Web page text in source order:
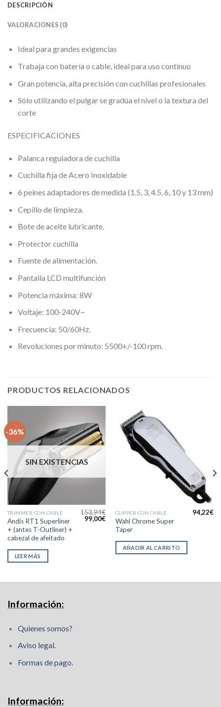
DESCRIPCIÓN
VALORACIONES (0)
Ideal para grandes exigencias
Trabaja con batería o cable, ideal para uso continuo
Gran potencia, alta precisión con cuchillas profesionales
Sólo utilizando el pulgar se gradúa el nivel o la textura del
corte
ESPECIFICACIONES
Palanca reguladora de cuchilla
Cuchilla fija de Acero Inoxidable
6 peines adaptadores de medida (1.5, 3, 4.5, 6, 10 y 13 mm)
Cepillo de limpieza.
Bote de aceite lubricante.
Protector cuchilla
Fuente de alimentación.
Pantalla LCD multifunción
Potencia máxima: 8W
Voltaje: 100-240V~
Frecuencia: 50/60Hz.
Revoluciones por minuto: 5500+/-100 rpm.
PRODUCTOS RELACIONADOS
-36%
SIN EXISTENCIAS
TRIMMER CON CABLE
Andis RT1 Superliner
+ (antes T-Outliner) +
cabezal de afeitado
153,94€
El
precio
99,00€El
precio
actual
99,00€.
LEER MÁS
CLIPPER CON CABLE
Wahl Chrome Super
Taper
94,22€
AÑADIR AL CARRITO
Información:
Quienes somos?
Aviso legal.
Formas de pago.
Información: